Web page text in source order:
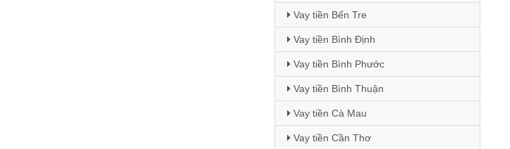
Vay tiền Bến Tre
Vay tiền Bình Định
Vay tiền Bình Phước
Vay tiền Bình Thuận
Vay tiền Cà Mau
Vay tiền Cần Thơ